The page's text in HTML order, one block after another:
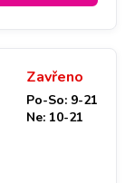
Zavřeno
Po-So: 9-21
Ne: 10-21